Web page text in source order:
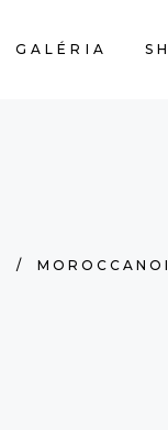
GALÉRIA
/